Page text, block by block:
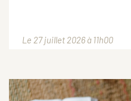
Le 27 juillet 2026 à 11h00